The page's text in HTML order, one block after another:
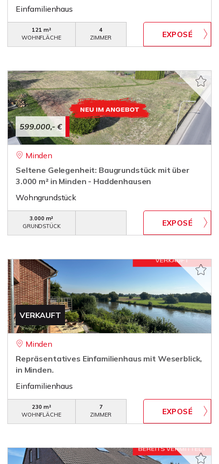
Einfamilienhaus
121 m²
WOHNFLÄCHE
4
ZIMMER
599.000,- €
Minden
Seltene Gelegenheit: Baugrundstück mit über
3.000 m² in Minden - Haddenhausen
Wohngrundstück
3.000 m²
GRUNDSTÜCK
VERKAUFT
Minden
Repräsentatives Einfamilienhaus mit Weserblick,
in Minden.
Einfamilienhaus
230 m²
WOHNFLÄCHE
7
ZIMMER